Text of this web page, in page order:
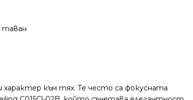
таван
към тях. Те често са фокусната